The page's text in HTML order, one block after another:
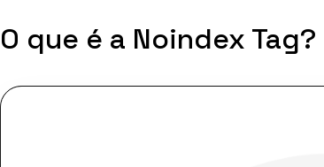
O que é a Noindex Tag?